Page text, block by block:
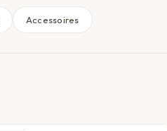
Accessoires